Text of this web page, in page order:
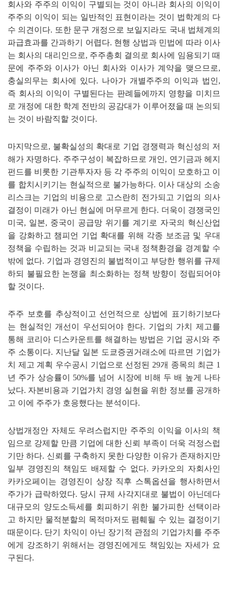
회사와 주주의 이익이 구별되는 것이 아니라 회사의 이익이
주주의 이익이 되는 일반적인 표현이라는 것이 법학계의 다
수 의견이다. 또한 문구 개정으로 보일지라도 국내 법체계의
파급효과를 간과하기 어렵다. 현행 상법과 민법에 따라 이사
는 회사의 대리인으로, 주주총회 결의로 회사에 임용되기 때
문에 주주와 이사가 아닌 회사와 이사가 계약을 맺으므로,
충실의무는 회사에 있다. 나아가 개별주주의 이익과 법인,
즉 회사의 이익이 구별된다는 판례들에까지 영향을 미치므
로 개정에 대한 학계 전반의 공감대가 이루어졌을 때 논의되
는 것이 바람직할 것이다.
마지막으로, 불확실성의 확대로 기업 경쟁력과 혁신성의 저
해가 자명하다. 주주구성이 복잡하므로 개인, 연기금과 헤지
펀드를 비롯한 기관투자자 등 각 주주의 이익이 모호하고 이
를 합치시키기는 현실적으로 불가능하다. 이사 대상의 소송
리스크는 기업의 비용으로 고스란히 전가되고 기업의 의사
결정이 미래가 아닌 현실에 머무르게 한다. 더욱이 경쟁국인
미국, 일본, 중국이 공급망 위기를 계기로 자국의 혁신산업
을 강화하고 챔피언 기업 확대를 위해 각종 보조금 및 우대
정책을 수립하는 것과 비교되는 국내 정책환경을 경계할 수
밖에 없다. 기업과 경영진의 불법적이고 부당한 행위를 규제
하되 불필요한 논쟁을 최소화하는 정책 방향이 정립되어야
할 것이다.
주주 보호를 추상적이고 선언적으로 상법에 표기하기보다
는 현실적인 개선이 우선되어야 한다. 기업의 가치 제고를
통해 코리아 디스카운트를 해결하는 방법은 기업 공시와 주
주 소통이다. 지난달 일본 도쿄증권거래소에 따르면 기업가
치 제고 계획 우수공시 기업으로 선정된 29개 종목의 최근 1
년 주가 상승률이 50%를 넘어 시장에 비해 두 배 높게 나타
났다. 자본비용과 기업가치 경영 실현을 위한 정보를 공개하
고 이에 주주가 호응했다는 분석이다.
상법개정안 자체도 우려스럽지만 주주의 이익을 이사의 책
임으로 강제할 만큼 기업에 대한 신뢰 부족이 더욱 걱정스럽
기만 하다. 신뢰를 구축하지 못한 다양한 이유가 존재하지만
일부 경영진의 책임도 배제할 수 없다. 카카오의 자회사인
카카오페이는 경영진이 상장 직후 스톡옵션을 행사하면서
주가가 급락하였다. 당시 규제 사각지대로 불법이 아닌데다
대규모의 양도소득세를 회피하기 위한 불가피한 선택이라
고 하지만 물적분할의 목적마저도 폄훼될 수 있는 결정이기
때문이다. 단기 차익이 아닌 장기적 관점의 기업가치를 주주
에게 강조하기 위해서는 경영진에게도 책임있는 자세가 요
구된다.